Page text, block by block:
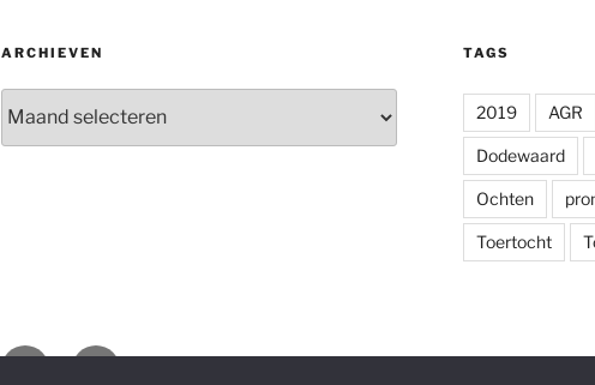
ARCHIEVEN TAGS
2019 AGR
Dodewaard
Ochten
Toertocht
Facebook
E-